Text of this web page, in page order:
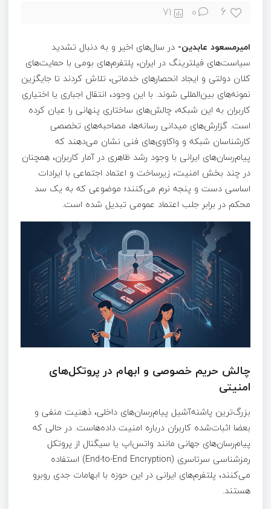
6
0
71
امیرمسعود عابدین- در سال‌های اخیر و به دنبال تشدید
سیاست‌های فیلترینگ در ایران، پلتفرم‌های بومی با حمایت‌های
کلان دولتی و ایجاد انحصارهای خدماتی، تلاش کردند تا جایگزین
نمونه‌های بین‌المللی شوند. با این وجود، انتقال اجباری یا اختیاری
کاربران به این شبکه، چالش‌های ساختاری پنهانی را عیان کرده
است. گزارش‌های میدانی رسانه‌ها، مصاحبه‌های تخصصی
کارشناسان شبکه و واکاوی‌های فنی نشان می‌دهند که
پیام‌رسان‌های ایرانی با وجود رشد ظاهری در آمار کاربران، همچنان
در چند بخش امنیت، زیرساخت و اعتماد اجتماعی با ایرادات
اساسی دست‌ و پنجه نرم می‌کنند؛ موضوعی که به یک سد
محکم در برابر جلب اعتماد عمومی تبدیل شده است.
چالش حریم خصوصی و ابهام در پروتکل‌های
امنیتی
بزرگ‌ترین پاشنه‌آشیل پیام‌رسان‌های داخلی، ذهنیت منفی و
بعضا اثبات‌شده کاربران درباره امنیت داده‌هاست. در حالی که
پیام‌رسان‌های جهانی مانند واتس‌اپ یا سیگنال از پروتکل
رمزشناسی سرتاسری (End-to-End Encryption) استفاده
می‌کنند، پلتفرم‌های ایرانی در این حوزه با ابهامات جدی روبرو
هستند.